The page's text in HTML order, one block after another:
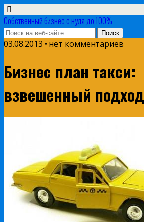
Собственный бизнес с нуля до 100%
03.08.2013 • нет комментариев
Бизнес план такси:
взвешенный подход